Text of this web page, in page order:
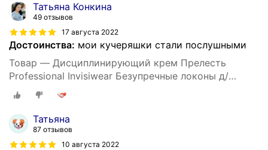
Татьяна Конкина
49 отзывов
17 августа 2022
Достоинства: мои кучеряшки стали послушными
Товар — Дисциплинирующий крем Прелесть
Professional Invisiwear Безупречные локоны д/
укладки кудрявых и волнистых волос, 150 мл
Татьяна
87 отзывов
10 августа 2022